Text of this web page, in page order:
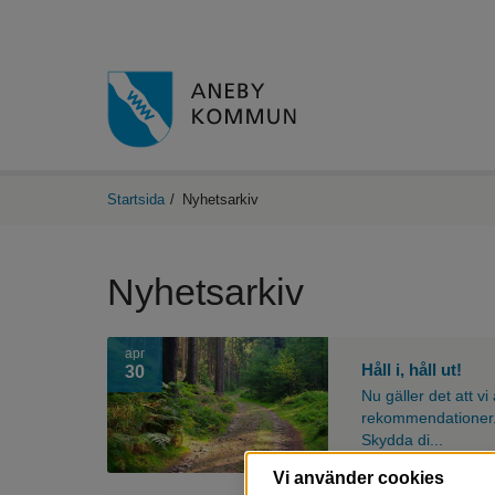
Startsida / Nyhetsarkiv
Nyhetsarkiv
apr
30 Håll i, håll ut!
Nu gäller det att
Skydda di...
skogsstig.
Vi använder cookies